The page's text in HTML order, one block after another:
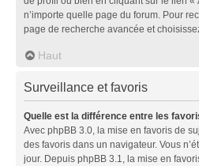
n’importe quelle page du forum. Pour
page de recherche avancée et
Haut
Surveillance et favoris
Quelle est la différence entre les
Avec phpBB 3.0, la mise en favoris de
des favoris dans un navigateur. Vous
jour. Depuis phpBB 3.1, la mise en